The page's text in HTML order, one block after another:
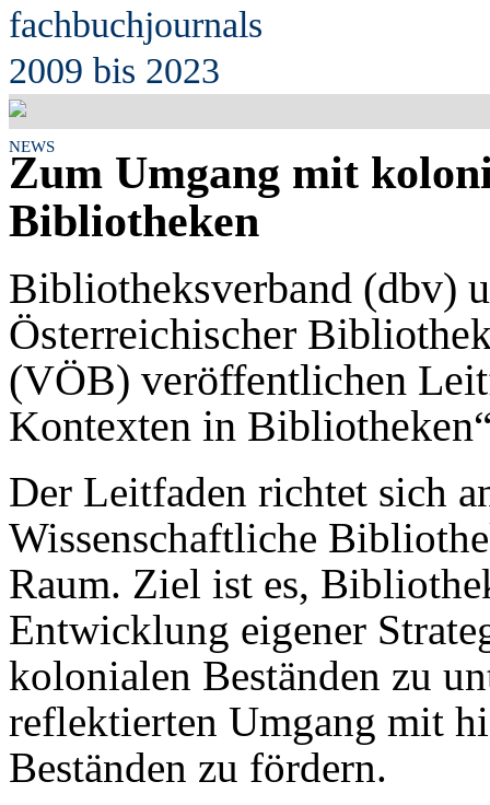
fachbuchjournals
2009 bis 2023
NEWS
Zum Umgang mit
Bibliotheken
Bibliotheksverband (dbv)
Österreichischer
(VÖB) veröffentlichen
Kontexten in
Der Leitfaden richtet sich
Wissenschaftliche
Raum. Ziel ist es,
Entwicklung eigener
kolonialen Beständen zu
reflektierten Umgang mit
Beständen zu fördern.